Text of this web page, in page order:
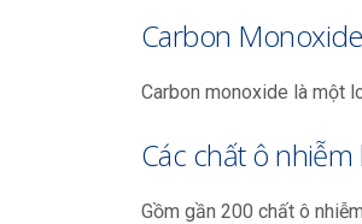
Carbon Monoxide
Carbon monoxide là một
Các chất ô
Gồm gần 200 chất ô